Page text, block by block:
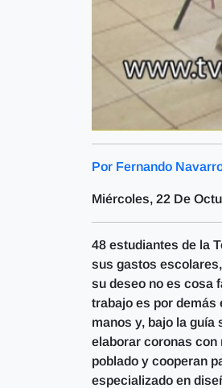
Por Fernando
Miércoles, 22 De
48 estudiantes de la
sus gastos
su deseo no es cosa
trabajo es por demás
manos y, bajo la
elaborar coronas con
poblado y cooperan
especializado en